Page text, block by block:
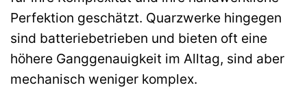
Perfektion geschätzt. Quarzwerke hingegen
sind batteriebetrieben und bieten oft eine
höhere Ganggenauigkeit im Alltag, sind aber
mechanisch weniger komplex.